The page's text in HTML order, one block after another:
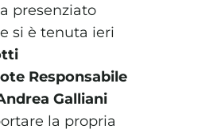
presenziato
si è tenuta ieri
Responsabile
Galliani
la propria